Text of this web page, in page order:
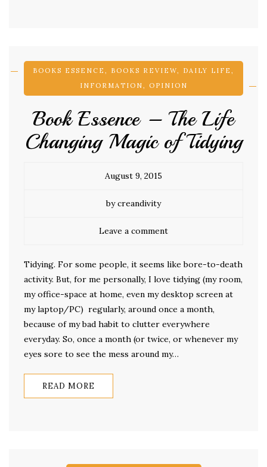
BOOKS ESSENCE , BOOKS REVIEW, DAILY LIFE ,
INFORMATION, OPINION
Book Essence – The Life
Changing Magic of Tidying
August 9, 2015
by creandivity
Leave a comment
Tidying. For some people, it seems like bore-to-death
activity. But, for me personally, I love tidying (my room,
my office-space at home, even my desktop screen at
my laptop/PC) regularly, around once a month,
because of my bad habit to clutter everywhere
everyday. So, once a month (or twice, or whenever my
eyes sore to see the mess around my…
READ MORE